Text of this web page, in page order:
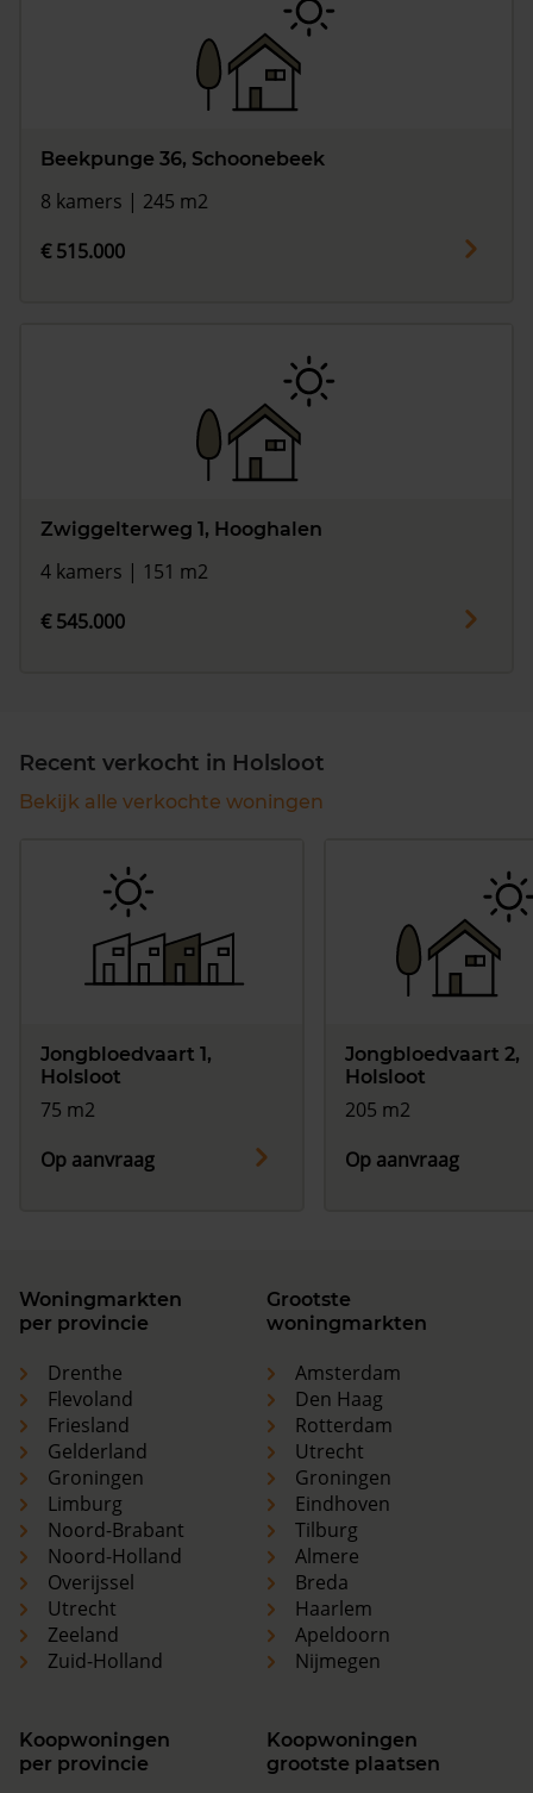
Beekpunge 36, Schoonebeek
8 kamers | 245 m2
€ 515.000
Zwiggelterweg 1, Hooghalen
4 kamers | 151 m2
€ 545.000
Recent verkocht in Holsloot
Bekijk alle verkochte woningen
Jongbloedvaart 1,
Holsloot
75 m2
Op aanvraag
Jongbloedvaart 2,
Holsloot
205 m2
Op aanvraag
Woningmarkten
per provincie
Drenthe
Flevoland
Friesland
Gelderland
Groningen
Limburg
Noord-Brabant
Noord-Holland
Overijssel
Utrecht
Zeeland
Zuid-Holland
Grootste
woningmarkten
Amsterdam
Den Haag
Rotterdam
Utrecht
Groningen
Eindhoven
Tilburg
Almere
Breda
Haarlem
Apeldoorn
Nijmegen
Koopwoningen
per provincie
Koopwoningen
grootste plaatsen